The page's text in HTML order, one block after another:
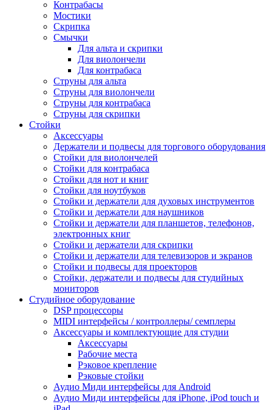
Контрабасы
Мостики
Скрипка
Смычки
Для альта и скрипки
Для виолончели
Для контрабаса
Струны для альта
Струны для виолончели
Струны для контрабаса
Струны для скрипки
Стойки
Аксессуары
Держатели и подвесы для торгового оборудования
Стойки для виолончелей
Стойки для контрабаса
Стойки для нот и книг
Стойки для ноутбуков
Стойки и держатели для духовых инструментов
Стойки и держатели для наушников
Стойки и держатели для планшетов, телефонов,
электронных книг
Стойки и держатели для скрипки
Стойки и держатели для телевизоров и экранов
Стойки и подвесы для проекторов
Стойки, держатели и подвесы для студийных
мониторов
Студийное оборудование
DSP процессоры
MIDI интерфейсы / контроллеры/ семплеры
Аксессуары и комплектующие для студии
Аксессуары
Рабочие места
Рэковое крепление
Рэковые стойки
Аудио Миди интерфейсы для Android
Аудио Миди интерфейсы для iPhone, iPod touch и